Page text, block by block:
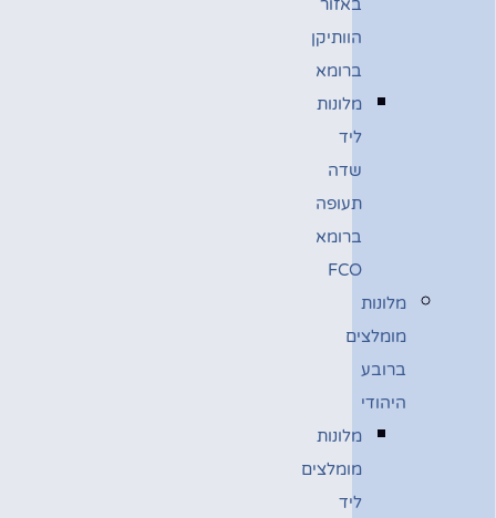
באזור
הוותיקן
ברומא
מלונות
ליד
שדה
תעופה
ברומא
FCO
מלונות
מומלצים
ברובע
היהודי
מלונות
מומלצים
ליד